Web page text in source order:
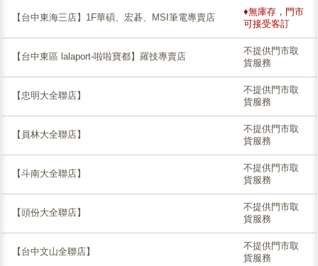
【台中東海三店】1F華碩、宏碁、MSI筆電專賣店
♦無庫存，門市
可接受客訂
【台中東區 lalaport-啦啦寶都】羅技專賣店
不提供門市取
貨服務
【忠明大全聯店】
不提供門市取
貨服務
【員林大全聯店】
不提供門市取
貨服務
【斗南大全聯店】
不提供門市取
貨服務
【頭份大全聯店】
不提供門市取
貨服務
【台中文山全聯店】
不提供門市取
貨服務